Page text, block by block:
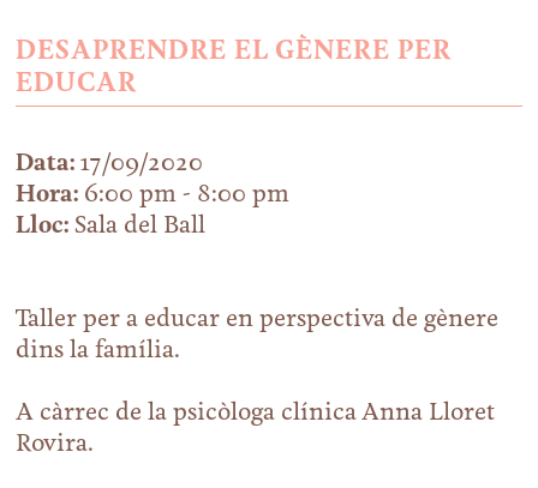
DESAPRENDRE EL GÈNERE PER
EDUCAR
Data: 17/09/2020
Hora: 6:00 pm - 8:00 pm
Lloc: Sala del Ball
Taller per a educar en perspectiva de gènere
dins la família.
A càrrec de la psicòloga clínica Anna Lloret
Rovira.